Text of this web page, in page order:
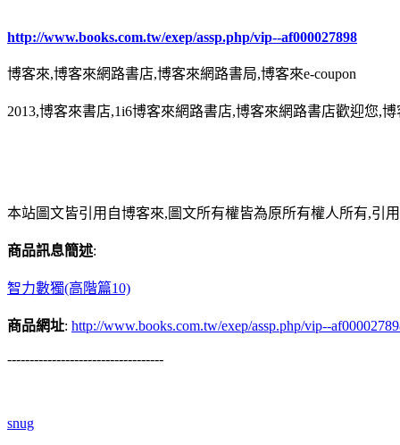
http://www.books.com.tw/exep/assp.php/vip--af000027898
博客來,博客來網路書店,博客來網路書局,博客來e-coupon
2013,博客來書店,1i6博客來網路書店,博客來網路書店歡迎您,
本站圖文皆引用自博客來,圖文所有權皆為原所有權人所有,引
商品訊息簡述:
智力數獨(高階篇10)
商品網址: http://www.books.com.tw/exep/assp.php/vip--
-----------------------------------
snug